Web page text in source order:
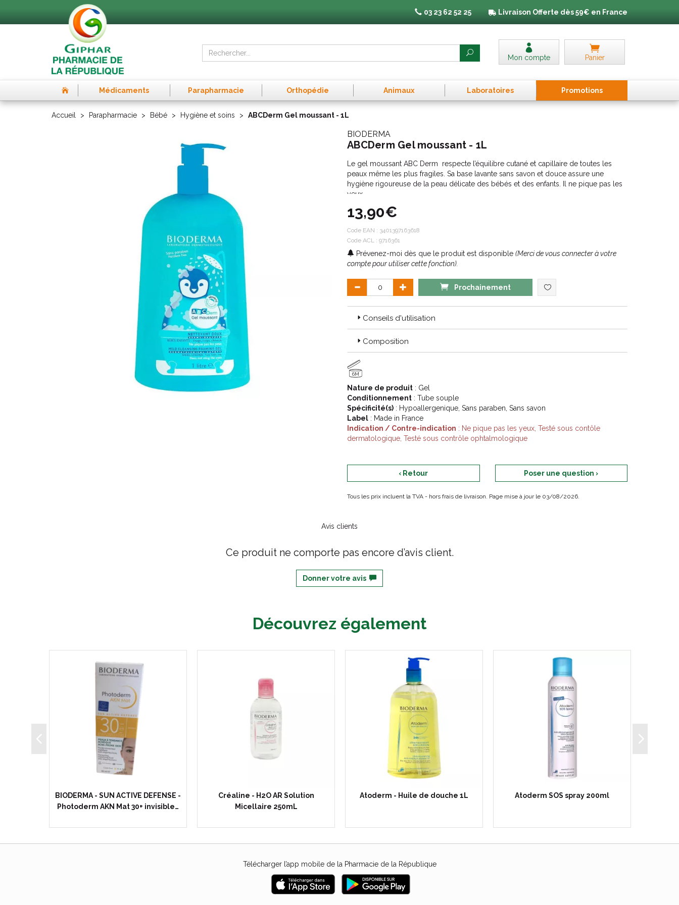
03 23 62 52 25 Livraison Offerte dès 59€ en France
Mon compte Panier
Médicaments Parapharmacie Orthopédie Animaux Laboratoires Promotions
Accueil Parapharmacie Bébé Hygiène et soins ABCDerm Gel moussant - 1L
BIODERMA
ABCDerm Gel moussant - 1L
Le gel moussant ABC Derm respecte l’équilibre cutané et capillaire de toutes les
peaux même les plus fragiles. Sa base lavante sans savon et douce assure une
hygiène rigoureuse de la peau délicate des bébés et des enfants. Il ne pique pas les
yeux.
13,90€
Code EAN : 3401397163618
Code ACL : 9716361
Prévenez-moi dès que le produit est disponible (Merci de vous connecter à votre
compte pour utiliser cette fonction).
Prochainement
Conseils d'utilisation
Composition
6M
Nature de produit : Gel
Conditionnement : Tube souple
Spécificité(s) : Hypoallergenique, Sans paraben, Sans savon
Label : Made in France
Indication / Contre-indication : Ne pique pas les yeux, Testé sous contôle
dermatologique, Testé sous contrôle ophtalmologique
‹ Retour Poser une question ›
Tous les prix incluent la TVA - hors frais de livraison. Page mise à jour le 03/08/2026.
Avis clients
Ce produit ne comporte pas encore d’avis client.
Donner votre avis
Découvrez également
BIODERMA - SUN ACTIVE DEFENSE -
Photoderm AKN Mat 30+ invisible…
Créaline - H2O AR Solution
Micellaire 250mL
Atoderm - Huile de douche 1L Atoderm SOS spray 200ml
Télécharger l’app mobile de la Pharmacie de la République